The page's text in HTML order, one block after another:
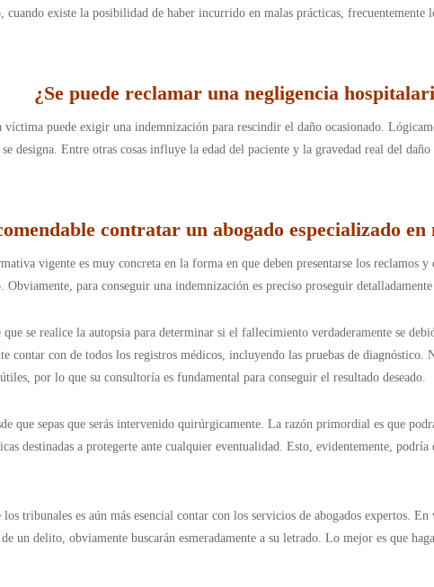
existe la posibilidad de haber incurrido en malas prácticas, frecuentemente
¿Se puede reclamar una negligencia
puede exigir una indemnización para rescindir el daño ocasionado.
designa. Entre otras cosas influye la edad del paciente y la gravedad real del
contratar un abogado especializado en
vigente es muy concreta en la forma en que deben presentarse los reclamos
Obviamente, para conseguir una indemnización es preciso proseguir
se realice la autopsia para determinar si el fallecimiento verdaderamente se
contar con de todos los registros médicos, incluyendo las pruebas de diagnóstico.
por lo que su consultoría es fundamental para conseguir el resultado deseado.
que sepas que serás intervenido quirúrgicamente. La razón primordial es que
destinadas a protegerte ante cualquier eventualidad. Esto, evidentemente,
tribunales es aún más esencial contar con los servicios de abogados expertos.
un delito, obviamente buscarán esmeradamente a su letrado. Lo mejor es que